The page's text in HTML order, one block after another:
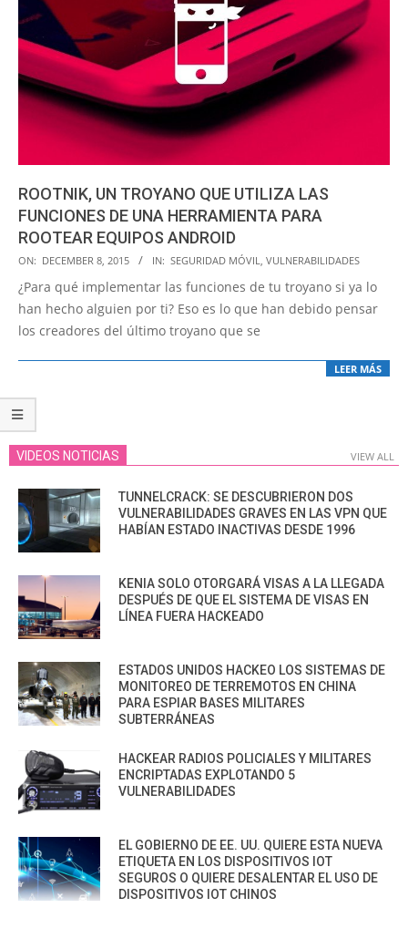
ROOTNIK, UN TROYANO QUE UTILIZA LAS
FUNCIONES DE UNA HERRAMIENTA PARA
ROOTEAR EQUIPOS ANDROID
2015-
12-
08
ON: DECEMBER 8, 2015 IN: SEGURIDAD MÓVIL, VULNERABILIDADES
¿Para qué implementar las funciones de tu troyano si ya lo
han hecho alguien por ti? Eso es lo que han debido pensar
los creadores del último troyano que se
LEER MÁS
VIDEOS NOTICIAS VIEW ALL
TUNNELCRACK: SE DESCUBRIERON DOS
VULNERABILIDADES GRAVES EN LAS VPN QUE
HABÍAN ESTADO INACTIVAS DESDE 1996
KENIA SOLO OTORGARÁ VISAS A LA LLEGADA
DESPUÉS DE QUE EL SISTEMA DE VISAS EN
LÍNEA FUERA HACKEADO
ESTADOS UNIDOS HACKEO LOS SISTEMAS DE
MONITOREO DE TERREMOTOS EN CHINA
PARA ESPIAR BASES MILITARES
SUBTERRÁNEAS
HACKEAR RADIOS POLICIALES Y MILITARES
ENCRIPTADAS EXPLOTANDO 5
VULNERABILIDADES
EL GOBIERNO DE EE. UU. QUIERE ESTA NUEVA
ETIQUETA EN LOS DISPOSITIVOS IOT
SEGUROS O QUIERE DESALENTAR EL USO DE
DISPOSITIVOS IOT CHINOS